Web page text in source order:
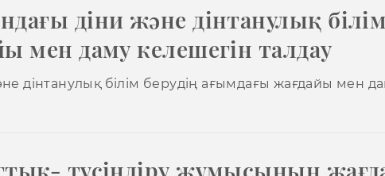
діни және дінтанулық
мен даму келешегін талдау
дінтанулық білім берудің ағымдағы жағдайы мен
түсіндіру жұмысының